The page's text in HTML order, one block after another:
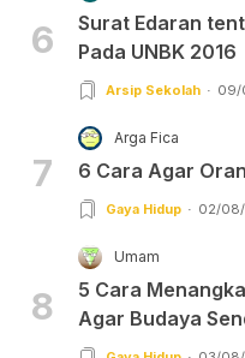
6
Surat Edaran
Pada UNBK 2016
Arsip Sekolah 09/
7
Arga Fica
6 Cara Agar
Gaya Hidup 02/08/
8
Umam
5 Cara
Agar Budaya